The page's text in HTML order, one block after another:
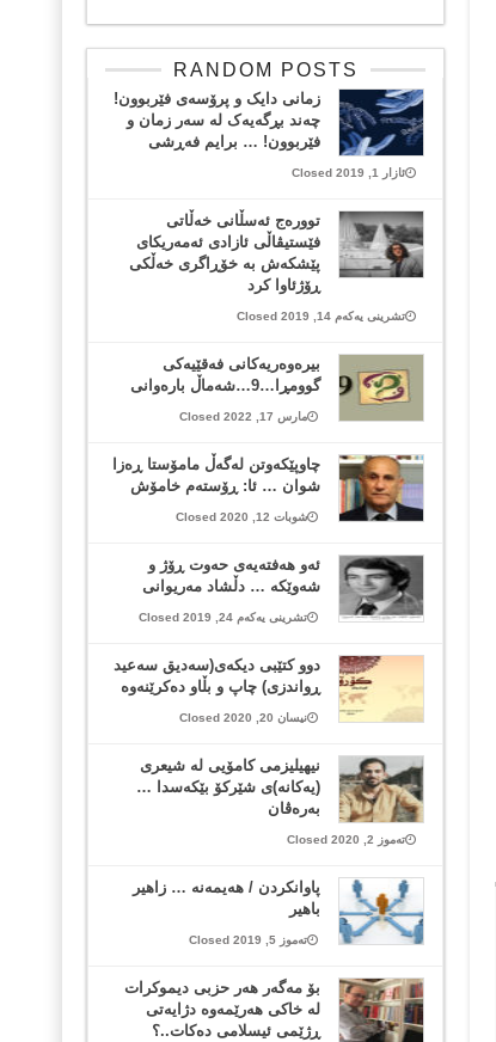
RANDOM POSTS
زمانی دایک و پرۆسەی فێربوون!
چەند بڕگەیەک لە سەر زمان و
فێربوون! … برایم فەڕشی
ئازار 1, 2019 Closed
توورەج ئەسڵانی خەڵاتی
فێستیڤاڵی ئازادی ئەمەریکای
پێشکەش بە خۆڕاگری خەڵکی
ڕۆژئاوا کرد
تشرینی یەکەم 14, 2019 Closed
بیرەوەریەکانی فەقێیەکی
گوومڕا…9…شەماڵ بارەوانی
مارس 17, 2022 Closed
چاوپێکەوتن لەگەڵ مامۆستا ڕەزا
شوان … ئا: ڕۆستەم خامۆش
شوبات 12, 2020 Closed
ئەو هەفتەیەی حەوت ڕۆژ و
شەوێكە … دڵشاد مەریوانی
تشرینی یەکەم 24, 2019 Closed
دوو كتێبی دیكه‌ی(سه‌دیق سه‌عید
ڕواندزی) چاپ و بڵاو ده‌كرێنه‌وه‌
نیسان 20, 2020 Closed
نیهیلیزمی کامۆیی لە شیعری
(یەکانە)ی شێرکۆ بێکەسدا …
بەرەڤان
تەموز 2, 2020 Closed
پاوانکردن / هەیمەنە … زاهیر
باهیر
تەموز 5, 2019 Closed
بۆ مەگەر هەر حزبی دیموکرات
لە خاکی هەرێمەوە دژایەتی
ڕژێمی ئیسلامی دەکات..؟